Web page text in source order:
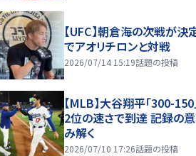
【UFC】朝倉海の次戦が
でアオリチロンと対戦
2026/07/14 15:19話題の投稿
【MLB】大谷翔平「300-
2位の速さで到達 記録の
み解く
2026/07/10 17:26話題の投稿